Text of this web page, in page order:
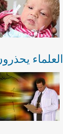
العلماء